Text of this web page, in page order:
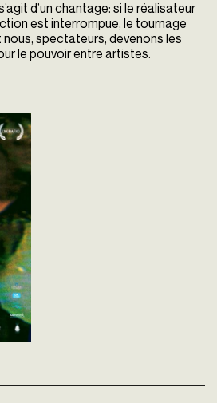
d’un chantage: si le réalisateur
est interrompue, le tournage
spectateurs, devenons les
le pouvoir entre artistes.